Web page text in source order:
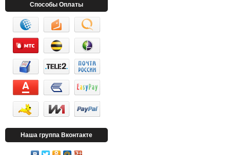
Способы Оплаты
Наша группа Вконтакте